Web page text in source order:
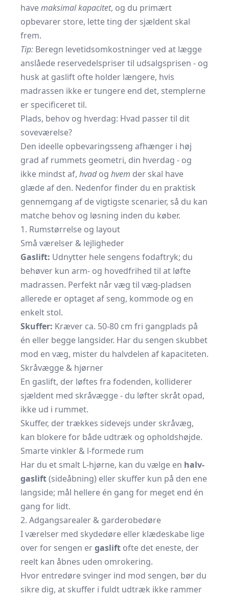
havemaksimal kapacitet, og du primært
opbevarer store, lette ting der sjældent skal
frem.
Tip: Beregn levetidsomkostninger ved at lægge
anslåede reservedelspriser til udsalgsprisen - og
husk at gaslift ofte holder længere, hvis
madrassen ikke er tungere end det, stemplerne
er specificeret til.
Plads, behov og hverdag: Hvad passer til dit
soveværelse?
Den ideelle opbevaringsseng afhænger i høj
grad af rummets geometri, din hverdag - og
ikke mindst af, hvadog hvem der skal have
glæde af den. Nedenfor finder du en praktisk
gennemgang af de vigtigste scenarier, så du kan
matche behov og løsning inden du køber.
1. Rumstørrelse og layout
Små værelser & lejligheder
Gaslift: Udnytter hele sengens fodaftryk; du
behøver kun arm- og hovedfrihed til at løfte
madrassen. Perfekt når væg til væg-pladsen
allerede er optaget af seng, kommode og en
enkelt stol.
Skuffer: Kræver ca. 50-80 cm fri gangplads på
én eller begge langsider. Har du sengen skubbet
mod en væg, mister du halvdelen af kapaciteten.
Skråvægge & hjørner
En gaslift, der løftes fra fodenden, kolliderer
sjældent med skråvægge - du løfter skråt opad,
ikke ud i rummet.
Skuffer, der trækkes sidevejs under skråvæg,
kan blokere for både udtræk og opholdshøjde.
Smarte vinkler & l-formede rum
Har du et smalt L-hjørne, kan du vælge en halv-
gaslift(sideåbning) eller skuffer kun på den ene
langside; mål hellere én gang for meget end én
gang for lidt.
2. Adgangsarealer & garderobedøre
I værelser med skydedøre eller klædeskabe lige
over for sengen ergaslift ofte det eneste, der
reelt kan åbnes uden omrokering.
Hvor entredøre svinger ind mod sengen, bør du
sikre dig, at skuffer i fuldt udtræk ikke rammer